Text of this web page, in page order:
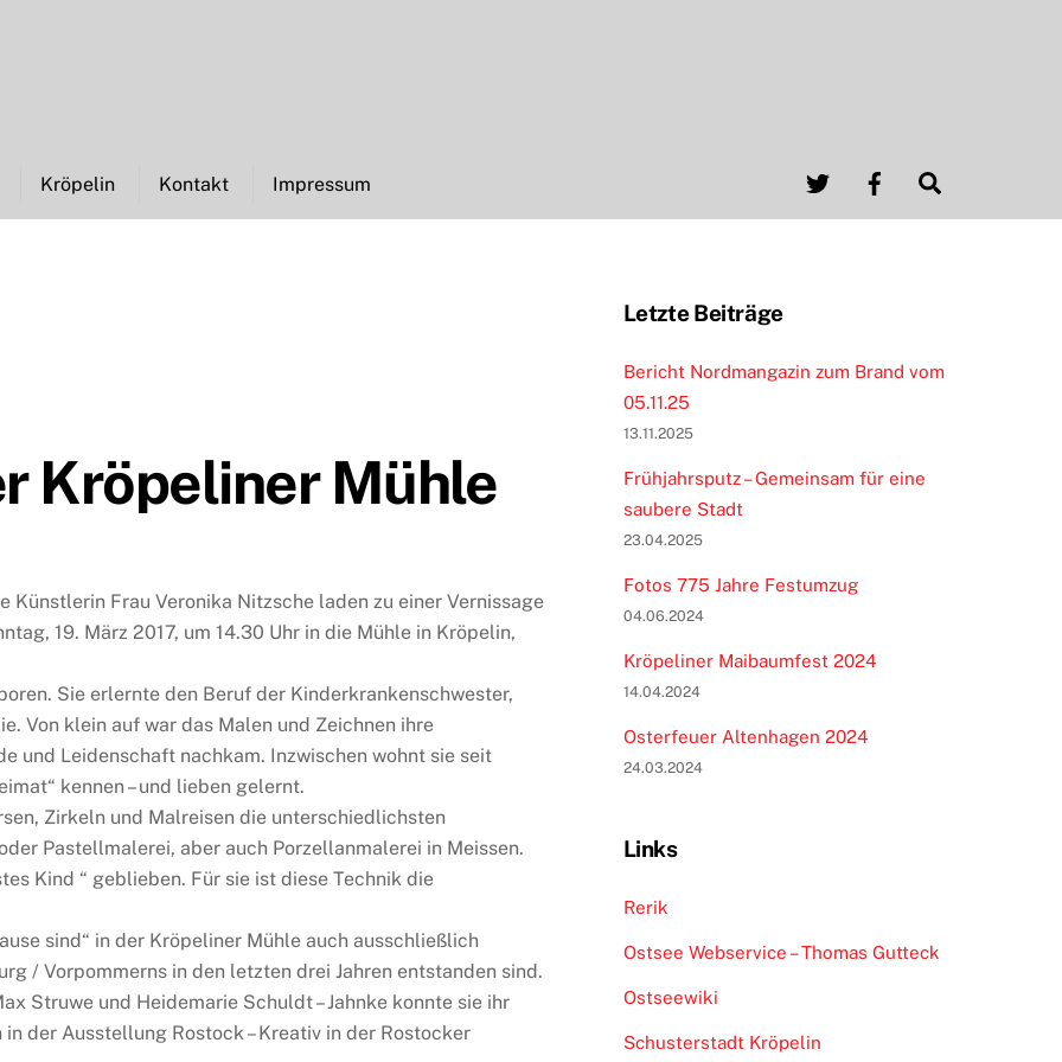
Twitter Facebook
Kröpelin Kontakt Impressum
Kröpeliner Mühle
Künstlerin Frau Veronika Nitzsche laden zu einer Vernissage
19. März 2017, um 14.30 Uhr in die Mühle in Kröpelin,
Sie erlernte den Beruf der Kinderkrankenschwester,
Von klein auf war das Malen und Zeichnen ihre
und Leidenschaft nachkam. Inzwischen wohnt sie seit
kennen – und lieben gelernt.
Zirkeln und Malreisen die unterschiedlichsten
Pastellmalerei, aber auch Porzellanmalerei in Meissen.
Kind “ geblieben. Für sie ist diese Technik die
sind“ in der Kröpeliner Mühle auch ausschließlich
/ Vorpommerns in den letzten drei Jahren entstanden sind.
Struwe und Heidemarie Schuldt – Jahnke konnte sie ihr
der Ausstellung Rostock – Kreativ in der Rostocker
Letzte Beiträge
Bericht Nordmangazin zum Brand vom
05.11.25
13.11.2025
Frühjahrsputz – Gemeinsam für eine
saubere Stadt
23.04.2025
Fotos 775 Jahre Festumzug
04.06.2024
Kröpeliner Maibaumfest 2024
14.04.2024
Osterfeuer Altenhagen 2024
24.03.2024
Links
Rerik
Ostsee Webservice – Thomas Gutteck
Ostseewiki
Schusterstadt Kröpelin